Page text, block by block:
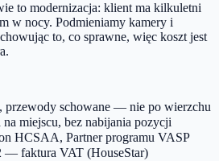
to modernizacja: klient ma kilkuletni
w nocy. Podmieniamy kamery i
to, co sprawne, więc koszt jest
przewody schowane — nie po wierzchu
na miejscu, bez nabijania pozycji
HCSAA, Partner programu VASP
— faktura VAT (HouseStar)